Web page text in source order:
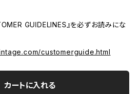
GUIDELINES』を必ずお読みにな
customerguide.html
カートに入れる